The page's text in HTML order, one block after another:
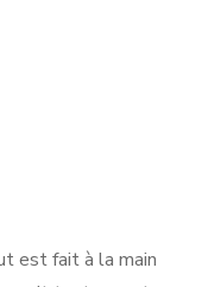
est fait à la main